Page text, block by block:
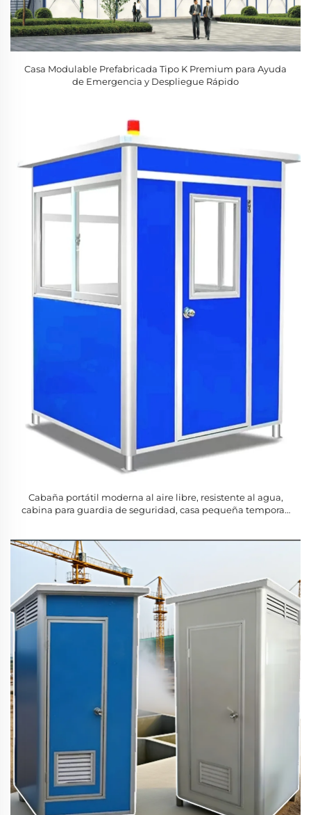
Casa Modulable Prefabricada Tipo K Premium para Ayuda
de Emergencia y Despliegue Rápido
Cabaña portátil moderna al aire libre, resistente al agua,
cabina para guardia de seguridad, casa pequeña temporal,